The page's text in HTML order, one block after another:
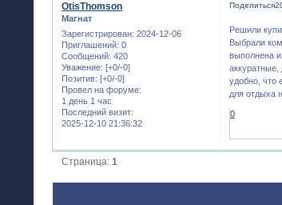
Поделиться
OtisThomson
Магнат
Зарегистрирован: 2024-12-06
Приглашений: 0
Сообщений: 420
Уважение: [+0/-0]
Позитив: [+0/-0]
Провел на форуме:
1 день 1 час
Последний визит:
2025-12-10 21:36:32
Решили
Выбрали
выполнена
удобно, что
для отдыха
0
Страница:1